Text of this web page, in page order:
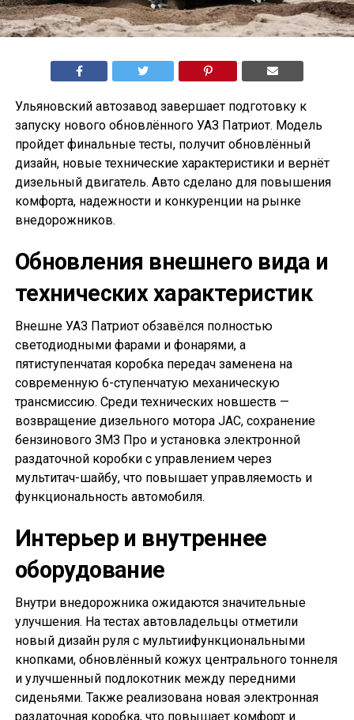
Ульяновский автозавод завершает подготовку к
запуску нового обновлённого УАЗ Патриот. Модель
пройдет финальные тесты, получит обновлённый
дизайн, новые технические характеристики и вернёт
дизельный двигатель. Авто сделано для повышения
комфорта, надежности и конкуренции на рынке
внедорожников.
Обновления внешнего вида и
технических характеристик
Внешне УАЗ Патриот обзавёлся полностью
светодиодными фарами и фонарями, а
пятиступенчатая коробка передач заменена на
современную 6-ступенчатую механическую
трансмиссию. Среди технических новшеств —
возвращение дизельного мотора JAC, сохранение
бензинового ЗМЗ Про и установка электронной
раздаточной коробки с управлением через
мультитач-шайбу, что повышает управляемость и
функциональность автомобиля.
Интерьер и внутреннее
оборудование
Внутри внедорожника ожидаются значительные
улучшения. На тестах автовладельцы отметили
новый дизайн руля с мультиифункциональными
кнопками, обновлённый кожух центрального тоннеля
и улучшенный подлокотник между передними
сиденьями. Также реализована новая электронная
раздаточная коробка, что повышает комфорт и